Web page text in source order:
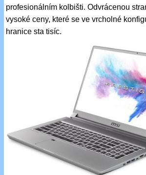
profesionálním kolbišti. Odvrácenou
vysoké ceny, které se ve vrcholné
hranice sta tisíc.